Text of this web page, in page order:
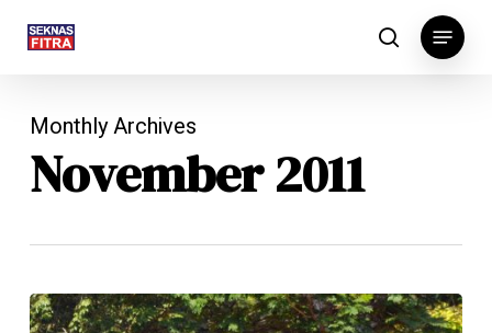
search
Menu
Monthly Archives
November 2011